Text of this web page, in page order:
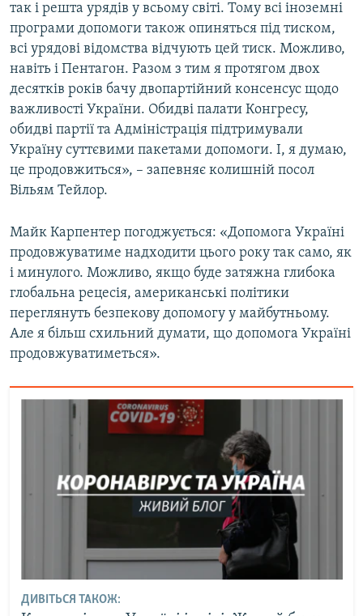
так і решта урядів у всьому світі. Тому всі іноземні
програми допомоги також опиняться під тиском,
всі урядові відомства відчують цей тиск. Можливо,
навіть і Пентагон. Разом з тим я протягом двох
десятків років бачу двопартійний консенсус щодо
важливості України. Обидві палати Конгресу,
обидві партії та Адміністрація підтримували
Україну суттєвими пакетами допомоги. І, я думаю,
це продовжиться», – запевняє колишній посол
Вільям Тейлор.
Майк Карпентер погоджується: «Допомога Україні
продовжуватиме надходити цього року так само, як
і минулого. Можливо, якщо буде затяжна глибока
глобальна рецесія, американські політики
переглянуть безпекову допомогу у майбутньому.
Але я більш схильний думати, що допомога Україні
продовжуватиметься».
ДИВІТЬСЯ ТАКОЖ: